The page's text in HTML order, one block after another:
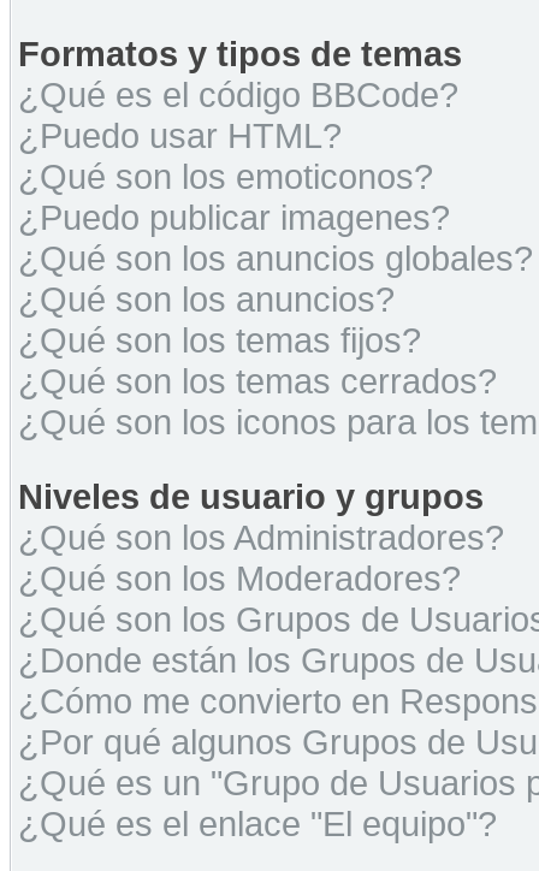
Formatos y tipos de temas
¿Qué es el código BBCode?
¿Puedo usar HTML?
¿Qué son los emoticonos?
¿Puedo publicar imagenes?
¿Qué son los anuncios globales?
¿Qué son los anuncios?
¿Qué son los temas fijos?
¿Qué son los temas cerrados?
¿Qué son los iconos para los
Niveles de usuario y grupos
¿Qué son los Administradores?
¿Qué son los Moderadores?
¿Qué son los Grupos de
¿Donde están los Grupos de
¿Cómo me convierto en
¿Por qué algunos Grupos de
¿Qué es un "Grupo de Usuarios
¿Qué es el enlace "El equipo"?